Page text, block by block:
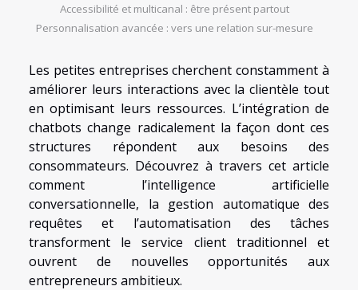
Accessibilité et multicanal : être présent partout
Personnalisation avancée : vers une relation sur-mesure
Les petites entreprises cherchent constamment à
améliorer leurs interactions avec la clientèle tout
en optimisant leurs ressources. L’intégration de
chatbots change radicalement la façon dont ces
structures répondent aux besoins des
consommateurs. Découvrez à travers cet article
comment l’intelligence artificielle
conversationnelle, la gestion automatique des
requêtes et l’automatisation des tâches
transforment le service client traditionnel et
ouvrent de nouvelles opportunités aux
entrepreneurs ambitieux.